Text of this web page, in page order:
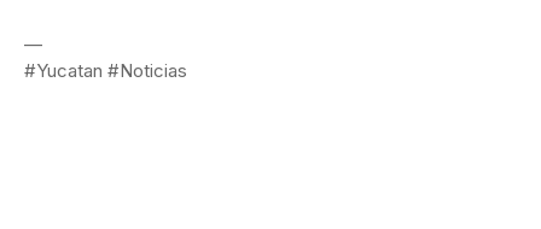
—
#Yucatan #Noticias